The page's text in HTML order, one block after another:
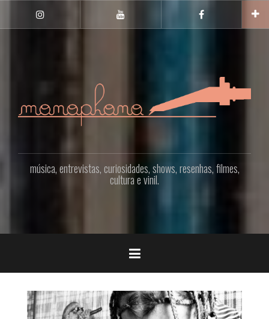
o
INSTAGRAM YOUTUBE FACEBOOK
música, entrevistas, curiosidades, shows, resenhas, filmes,
cultura e vinil.